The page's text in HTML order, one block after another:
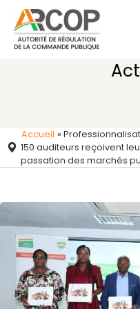
contenu
Accueil »
150 auditeurs reçoivent
passation des marchés